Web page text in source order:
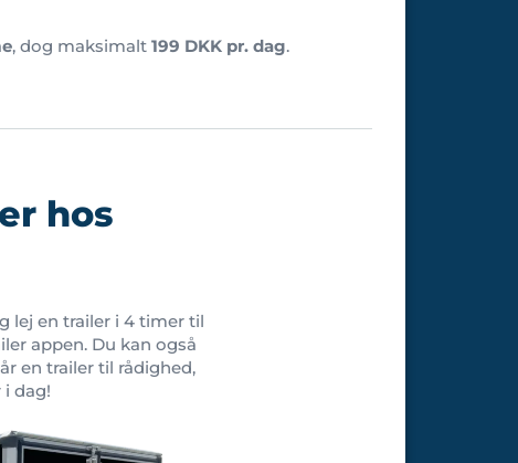
, dog maksimalt 199 DKK pr. dag.
hos
lej en trailer i 4 timer til
appen. Du kan også
en trailer til rådighed,
dag!